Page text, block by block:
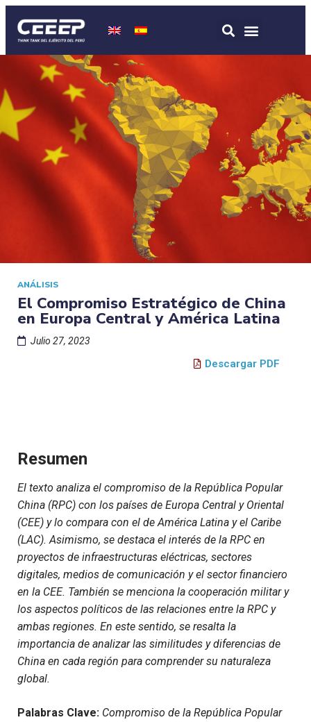
ANÁLISIS
El Compromiso Estratégico de China
en Europa Central y América Latina
Julio 27, 2023
Descargar PDF
Resumen
El texto analiza el compromiso de la República Popular
China (RPC) con los países de Europa Central y Oriental
(CEE) y lo compara con el de América Latina y el Caribe
(LAC). Asimismo, se destaca el interés de la RPC en
proyectos de infraestructuras eléctricas, sectores
digitales, medios de comunicación y el sector financiero
en la CEE. También se menciona la cooperación militar y
los aspectos políticos de las relaciones entre la RPC y
ambas regiones. En este sentido, se resalta la
importancia de analizar las similitudes y diferencias de
China en cada región para comprender su naturaleza
global.
Palabras Clave: Compromiso de la República Popular